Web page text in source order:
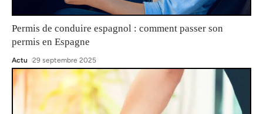
Permis de conduire espagnol : comment passer son
permis en Espagne
Actu 29 septembre 2025